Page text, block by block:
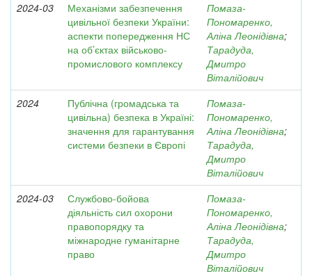
2024-03
Механізми забезпечення
цивільної безпеки України:
аспекти попередження НС
на об’єктах військово-
промислового комплексу
Помаза-
Пономаренко,
Аліна Леонідівна;
Тарадуда,
Дмитро
Віталійович
2024
Публічна (громадська та
цивільна) безпека в Україні:
значення для гарантування
системи безпеки в Європі
Помаза-
Пономаренко,
Аліна Леонідівна;
Тарадуда,
Дмитро
Віталійович
2024-03
Службово-бойова
діяльність сил охорони
правопорядку та
міжнародне гуманітарне
право
Помаза-
Пономаренко,
Аліна Леонідівна;
Тарадуда,
Дмитро
Віталійович